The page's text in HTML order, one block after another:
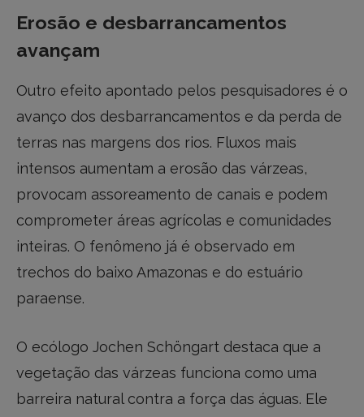
Erosão e desbarrancamentos
avançam
Outro efeito apontado pelos pesquisadores é o
avanço dos desbarrancamentos e da perda de
terras nas margens dos rios. Fluxos mais
intensos aumentam a erosão das várzeas,
provocam assoreamento de canais e podem
comprometer áreas agrícolas e comunidades
inteiras. O fenômeno já é observado em
trechos do baixo Amazonas e do estuário
paraense.
O ecólogo Jochen Schöngart destaca que a
vegetação das várzeas funciona como uma
barreira natural contra a força das águas. Ele